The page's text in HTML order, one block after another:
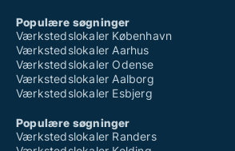
Populære søgninger
Værkstedslokaler København
Værkstedslokaler Aarhus
Værkstedslokaler Odense
Værkstedslokaler Aalborg
Værkstedslokaler Esbjerg
Populære søgninger
Værkstedslokaler Randers